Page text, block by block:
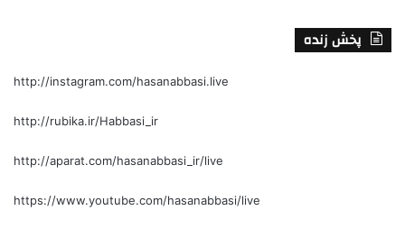
پخش زنده
http://instagram.com/hasanabbasi.live
http://rubika.ir/Habbasi_ir
http://aparat.com/hasanabbasi_ir/live
https://www.youtube.com/hasanabbasi/live